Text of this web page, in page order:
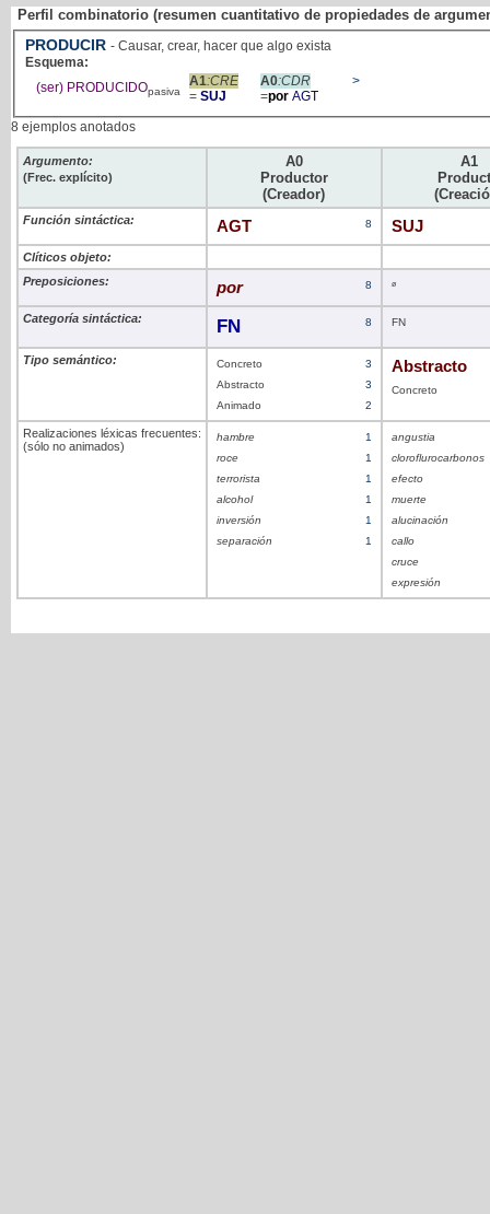
Perfil combinatorio (resumen cuantitativo de propiedades de
PRODUCIR - Causar, crear, hacer que algo exista
Esquema:
(ser) PRODUCIDOpasiva
A1:CRE
= SUJ
A0:CDR
=por AGT
>
8 ejemplos anotados
Argumento:
(Frec. explícito)
A0
Productor
(Creador)
A1
Función sintáctica: AGT 8 SUJ
Clíticos objeto:
Preposiciones:
por 8 ø
Categoría sintáctica: FN 8 FN
Tipo semántico: Concreto
3
Abstracto
3
Animado
2
Abstracto
Concreto
Realizaciones léxicas frecuentes:
(sólo no animados)
hambre
1
roce
1
terrorista
1
alcohol
1
inversión
1
separación
1
angustia
cloroflurocarbonos
efecto
muerte
alucinación
callo
cruce
expresión